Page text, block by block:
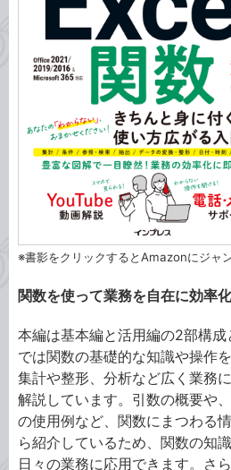
※書影をクリックするとAmazonにジャ
関数を使って業務を自在に効率
本編は基本編と活用編の2部構
では関数の基礎的な知識や操作
集計や整形、分析など広く業務
解説しています。引数の概要や
の使用例など、関数にまつわる
ら紹介しているため、関数の知
日々の業務に応用できます。さ